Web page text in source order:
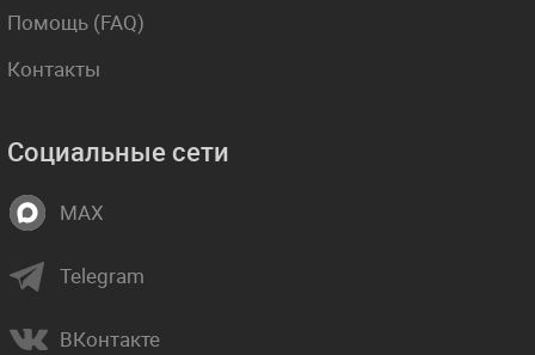
Помощь (FAQ)
Контакты
Социальные сети
MAX
Telegram
ВКонтакте